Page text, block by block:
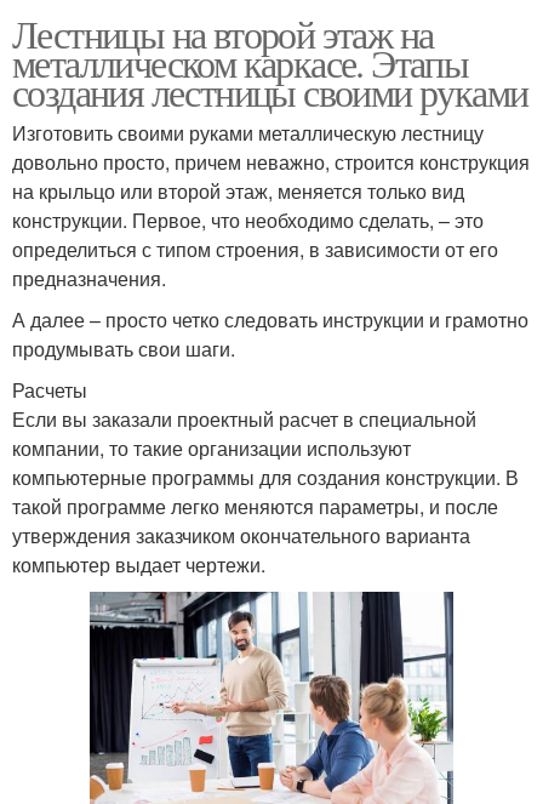
Лестницы на второй этаж на
металлическом каркасе. Этапы
создания лестницы своими руками
Изготовить своими руками металлическую лестницу
довольно просто, причем неважно, строится конструкция
на крыльцо или второй этаж, меняется только вид
конструкции. Первое, что необходимо сделать, – это
определиться с типом строения, в зависимости от его
предназначения.
А далее – просто четко следовать инструкции и грамотно
продумывать свои шаги.
Расчеты
Если вы заказали проектный расчет в специальной
компании, то такие организации используют
компьютерные программы для создания конструкции. В
такой программе легко меняются параметры, и после
утверждения заказчиком окончательного варианта
компьютер выдает чертежи.